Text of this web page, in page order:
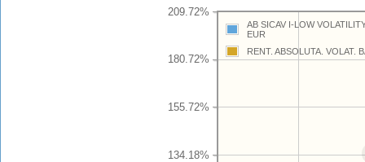
134.18%
155.72%
180.72%
209.72%
AB SICAV I-LOW
EUR
RENT. ABSOLUTA. VOLAT.